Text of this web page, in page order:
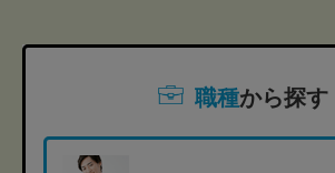
職種から探す